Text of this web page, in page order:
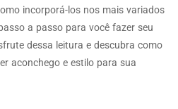
incorporá-los nos mais variados
a passo para você fazer seu
dessa leitura e descubra como
aconchego e estilo para sua